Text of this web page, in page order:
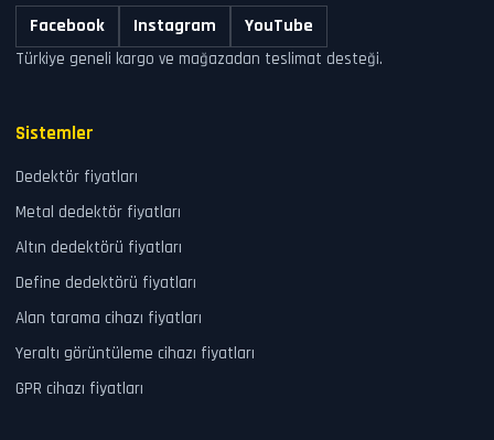
Facebook Instagram YouTube
Türkiye geneli kargo ve mağazadan teslimat desteği.
Sistemler
Dedektör fiyatları
Metal dedektör fiyatları
Altın dedektörü fiyatları
Define dedektörü fiyatları
Alan tarama cihazı fiyatları
Yeraltı görüntüleme cihazı fiyatları
GPR cihazı fiyatları